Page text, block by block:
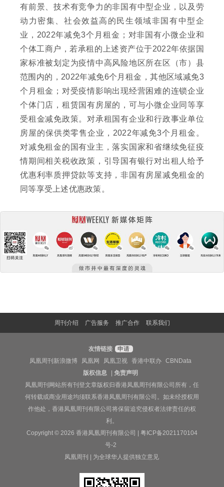
有前景、技术有竞争力的非国有中型企业，以及劳
动力密集、社会效益高的民生领域非国有中型企
业，2022年减免3个月租金；对非国有小微企业和
个体工商户，若承租的上述资产位于2022年依据国
家标准被划定为疫情中高风险地区所在区（市）县
范围内的，2022年减免6个月租金，其他区域减免3
个月租金；对受疫情影响出现经营困难的连锁企业
个体门店，租赁国有房屋的，可与小微企业同等享
受租金减免政策。对承租国有企业和行政事业单位
房屋的保供类零售企业，2022年减免3个月租金。
对减免租金的国有业主，落实国家和省继续免征疫
情期间相关税收政策，引导国有银行对出租人给予
优惠利率质押贷款等支持，非国有房屋减免租金的
同等享受上述优惠政策。
周刊介绍 广告服务 推广合作 联系我们
友情链接
申请
凤凰周刊新浪微博
凤凰网 凤凰卫视 香港中联办
CBNData
版权信息
|免责声明
凤凰周刊网站所有刊登文章版权归香港凤凰周刊有限公司所有，任
何转载或商业用途均须联系香港凤凰周刊有限公司。如未经授权用
作他处，香港凤凰周刊有限公司将保留追究侵权者法律责任的权
利。
Copyright © 2026 香港凤凰周刊有限公司 | 粤ICP备2021170104
号-2
凤凰周刊 | 为全球华人提供独立意见